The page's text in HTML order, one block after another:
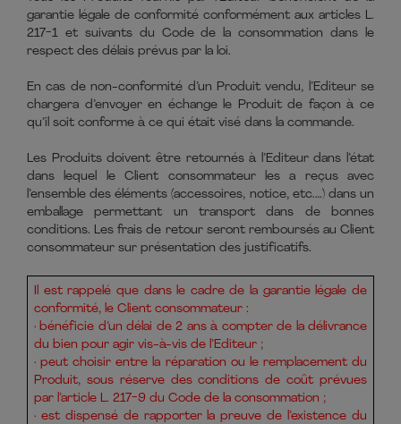
garantie légale de conformité conformément aux articles L.
217-1 et suivants du Code de la consommation dans le
respect des délais prévus par la loi.
En cas de non-conformité d’un Produit vendu, l’Editeur se
chargera d’envoyer en échange le Produit de façon à ce
qu’il soit conforme à ce qui était visé dans la commande.
Les Produits doivent être retournés à l’Editeur dans l’état
dans lequel le Client consommateur les a reçus avec
l’ensemble des éléments (accessoires, notice, etc.…) dans un
emballage permettant un transport dans de bonnes
conditions. Les frais de retour seront remboursés au Client
consommateur sur présentation des justificatifs.
Il est rappelé que dans le cadre de la garantie légale de
conformité, le Client consommateur :
· bénéficie d’un délai de 2 ans à compter de la délivrance
du bien pour agir vis-à-vis de l’Editeur ;
· peut choisir entre la réparation ou le remplacement du
Produit, sous réserve des conditions de coût prévues
par l’article L. 217-9 du Code de la consommation ;
· est dispensé de rapporter la preuve de l’existence du